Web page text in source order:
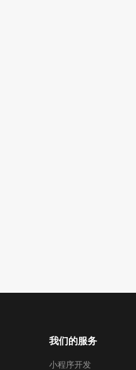
我们的服务
小程序开发